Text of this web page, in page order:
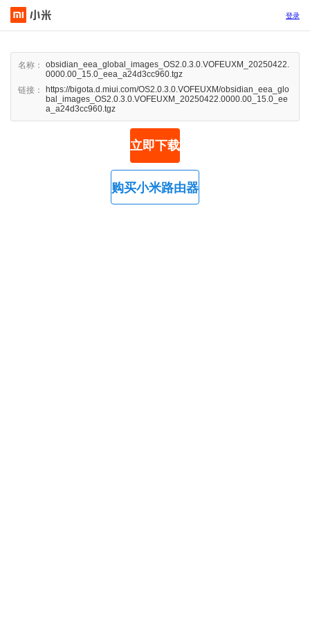
登录
名称：
obsidian_eea_global_images_OS2.0.3.0.VOFEUXM_20250422.
0000.00_15.0_eea_a24d3cc960.tgz
链接：
https://bigota.d.miui.com/OS2.0.3.0.VOFEUXM/obsidian_eea_glo
bal_images_OS2.0.3.0.VOFEUXM_20250422.0000.00_15.0_ee
a_a24d3cc960.tgz
立即下载
购买小米路由器